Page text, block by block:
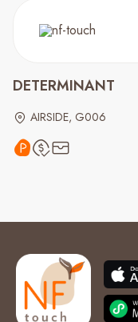
DETERMINANT
AIRSIDE, G006